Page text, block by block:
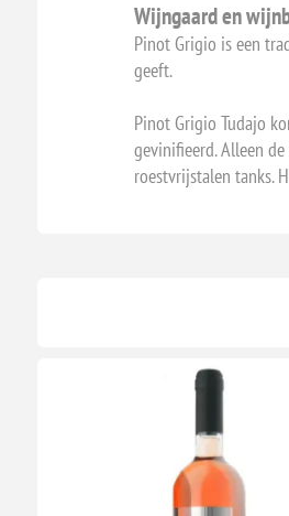
Wijngaard en
Pinot Grigio is een
geeft.
Pinot Grigio Tudajo
gevinifieerd. Alleen
roestvrijstalen tanks.